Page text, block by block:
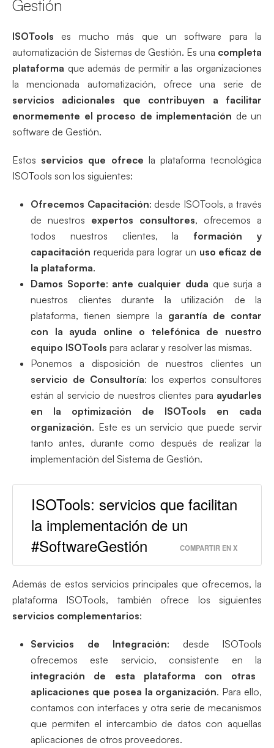
Gestión
ISOTools es mucho más que un software para la
automatización de Sistemas de Gestión. Es una completa
plataforma que además de permitir a las organizaciones
la mencionada automatización, ofrece una serie de
servicios adicionales que contribuyen a facilitar
enormemente el proceso de implementación de un
software de Gestión.
Estos servicios que ofrece la plataforma tecnológica
ISOTools son los siguientes:
Ofrecemos Capacitación: desde ISOTools, a través
de nuestros expertos consultores, ofrecemos a
todos nuestros clientes, laformación y
capacitación requerida para lograr un uso eficaz de
la plataforma.
Damos Soporte: ante cualquier duda que surja a
nuestros clientes durante la utilización de la
plataforma, tienen siempre la garantía de contar
con la ayuda online o telefónica de nuestro
equipo ISOTools para aclarar y resolver las mismas.
Ponemos a disposición de nuestros clientes un
servicio de Consultoría: los expertos consultores
están al servicio de nuestros clientes para ayudarles
en la optimización de ISOTools en cada
organización. Este es un servicio que puede servir
tanto antes, durante como después de realizar la
implementación del Sistema de Gestión.
ISOTools: servicios que facilitan
la implementación de un
#SoftwareGestión
COMPARTIR EN X
Además de estos servicios principales que ofrecemos, la
plataforma ISOTools, también ofrece los siguientes
servicios complementarios:
Servicios de Integración: desde ISOTools
ofrecemos este servicio, consistente en la
integración de esta plataforma con otras
aplicaciones que posea la organización. Para ello,
contamos con interfaces y otra serie de mecanismos
que permiten el intercambio de datos con aquellas
aplicaciones de otros proveedores.